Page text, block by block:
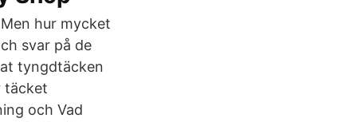
hur mycket
svar på de
tyngdtäcken
täcket
och Vad